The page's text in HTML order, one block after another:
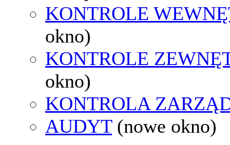
KONTROLE
okno)
KONTROLE
okno)
KONTROLA
AUDYT (nowe okno)